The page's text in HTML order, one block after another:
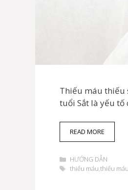
Thiếu máu thiếu
tuổi Sắt là yếu tố
READ MORE
NHÂN
MÁU
THIẾU
Danh
mục
HƯỚNG DẪN
Thẻ
thiếu máu,thiếu